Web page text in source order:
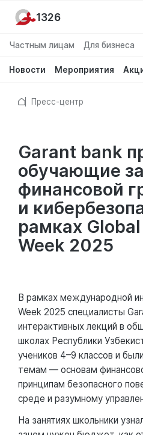
Частным лицам Для бизнеса
Новости Мероприятия
1326
Пресс-центр
Garant bank
обучающие
финансовой
и
рамках
Week 2025
В рамках международной
Week 2025 специалисты
интерактивных лекций в
школах Республики
учеников 4–9 классов и
темам — основам
принципам безопасного
среде и разумному
На занятиях школьники